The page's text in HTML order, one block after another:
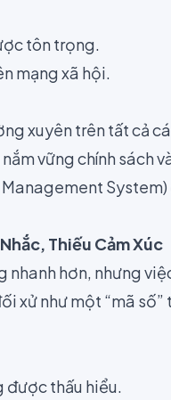
tôn trọng.
mạng xã hội.
xuyên trên tất cả
vững chính sách
Thiếu Cảm Xúc
nhanh hơn, nhưng
xử như một “mã số”
được thấu hiểu.